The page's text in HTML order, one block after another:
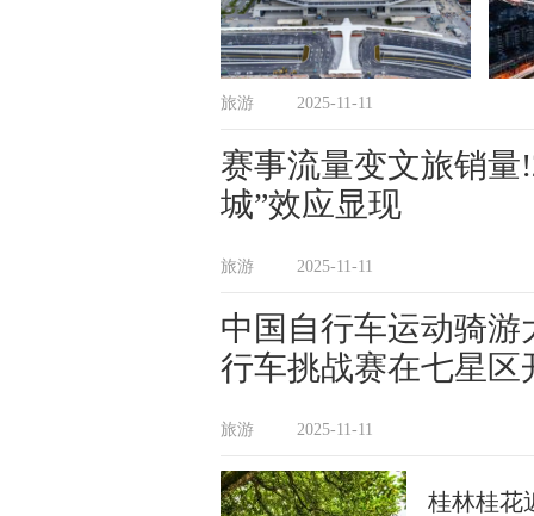
旅游 2025-11-11
赛事流量变文旅销量
城”效应显现
旅游 2025-11-11
中国自行车运动骑游
行车挑战赛在七星区
旅游 2025-11-11
桂林桂花